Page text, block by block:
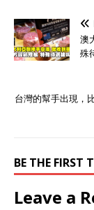
澳
殊
台灣的幫手出現，
BE THE FIRST
Leave a